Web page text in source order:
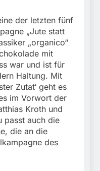
der letzten fünf
„Jute statt
„organico“
mit
war und ist für
Haltung. Mit
Zutat‘ geht es
im Vorwort der
Kroth und
passt auch die
die an die
des